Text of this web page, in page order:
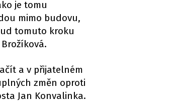
je tomu
mimo budovu,
tomuto kroku
a v přijatelném
změn oproti
Jan Konvalinka.